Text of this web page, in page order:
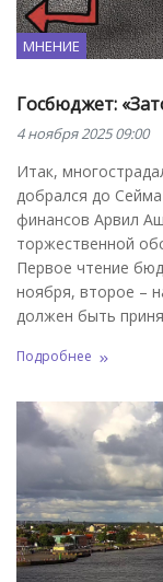
МНЕНИЕ
Госбюджет:
4 ноября 2025 09:00
Итак,
добрался до
финансов Арвил
торжественной
Первое чтение
ноября, второе –
должен быть
Подробнее